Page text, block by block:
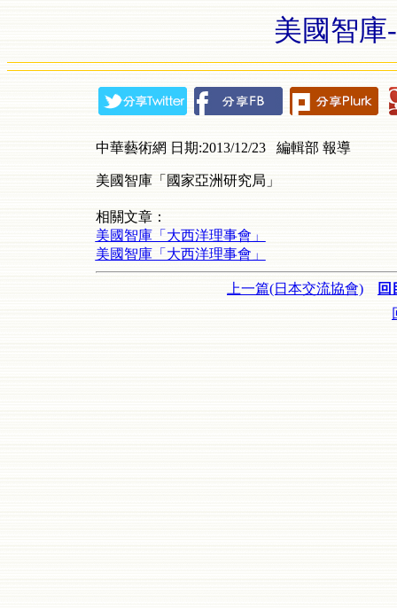
美國智庫
中華藝術網 日期:2013/12/23 編輯部 報導
美國智庫「國家亞洲研究局」
相關文章：
美國智庫「大西洋理事會」
美國智庫「大西洋理事會」
上一篇(日本交流協會)
回